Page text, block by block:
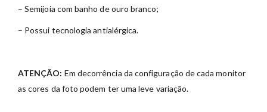
– Semijoia com banho de ouro branco;
– Possui tecnologia antialérgica.
ATENÇÃO: Em decorrência da configuração de cada monitor
as cores da foto podem ter uma leve variação.